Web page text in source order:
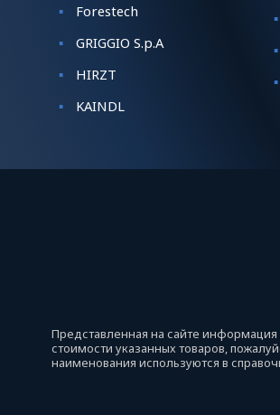
Forestech
GRIGGIO S.p.A
HIRZT
KАINDL
Представленная на сайте
стоимости указанных товаров,
наименования используются в